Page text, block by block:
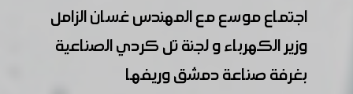
اجتماع موسع مع المهندس غسان الزامل
وزير الكهرباء و لجنة تل كردي الصناعية
بغرفة صناعة دمشق وريفها